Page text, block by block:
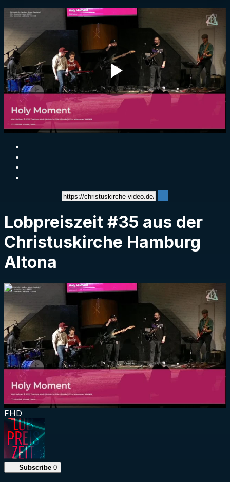
Play
Lobpreiszeit #35 aus der
Christuskirche Hamburg
Altona
1:33:47
FHD
Subscribe 0